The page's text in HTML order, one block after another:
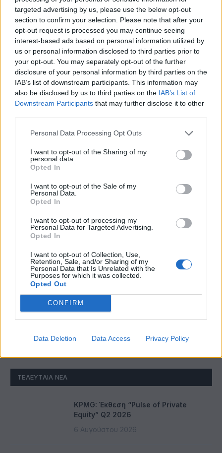
targeted advertising by us, please use the below opt-out
section to confirm your selection. Please note that after your
opt-out request is processed you may continue seeing
interest-based ads based on personal information utilized by
us or personal information disclosed to third parties prior to
your opt-out. You may separately opt-out of the further
disclosure of your personal information by third parties on the
IAB’s list of downstream participants. This information may
also be disclosed by us to third parties on the IAB’s List of
Downstream Participants that may further disclose it to other
Personal Data Processing Opt Outs
I want to opt-out of the Sharing of my
personal data.
Opted In
I want to opt-out of the Sale of my
Personal Data.
Opted In
I want to opt-out of processing my
Personal Data for Targeted Advertising.
Opted In
I want to opt-out of Collection, Use,
Retention, Sale, and/or Sharing of my
Personal Data that Is Unrelated with the
Purposes for which it was collected.
Opted Out
CONFIRM
Data Deletion Data Access Privacy Policy
Samsung: Παρουσιάζει την πρώτη παγκοσμίως
Video
Η LG Electronics στη λίστα Forbes «Accessibility
200» του 2026
ΤΕΛΕΥΤΑΊΑ ΝΈΑ
KPMG: Έκθεση “Pulse of Private
Equity” Q2 2026
6 Αυγούστου 2026